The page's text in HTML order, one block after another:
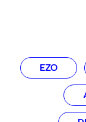
EZO